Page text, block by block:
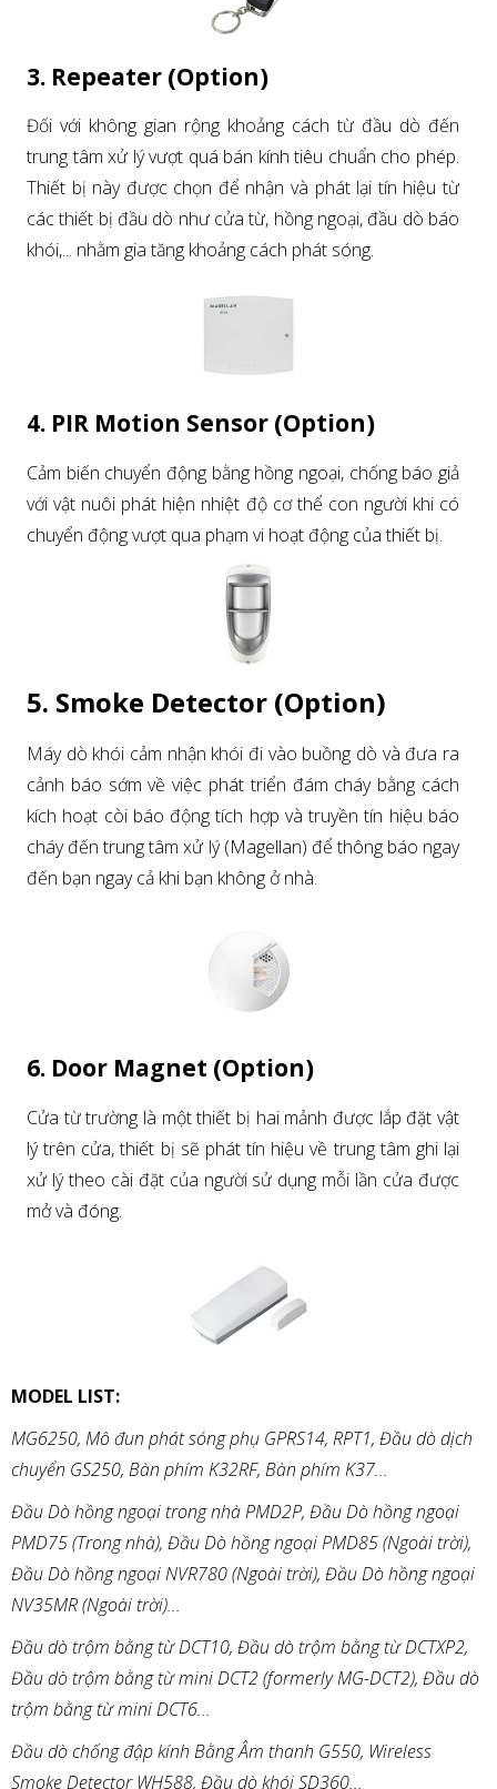
3. Repeater (Option)
Đối với không gian rộng khoảng cách từ đầu dò đến
trung tâm xử lý vượt quá bán kính tiêu chuẩn cho phép.
Thiết bị này được chọn để nhận và phát lại tín hiệu từ
các thiết bị đầu dò như cửa từ, hồng ngoại, đầu dò báo
khói,... nhằm gia tăng khoảng cách phát sóng.
4. PIR Motion Sensor (Option)
Cảm biến chuyển động bằng hồng ngoại, chống báo giả
với vật nuôi phát hiện nhiệt độ cơ thể con người khi có
chuyển động vượt qua phạm vi hoạt động của thiết bị.
5. Smoke Detector (Option)
Máy dò khói cảm nhận khói đi vào buồng dò và đưa ra
cảnh báo sớm về việc phát triển đám cháy bằng cách
kích hoạt còi báo động tích hợp và truyền tín hiệu báo
cháy đến trung tâm xử lý (Magellan) để thông báo ngay
đến bạn ngay cả khi bạn không ở nhà.
6. Door Magnet (Option)
Cửa từ trường là một thiết bị hai mảnh được lắp đặt vật
lý trên cửa, thiết bị sẽ phát tín hiệu về trung tâm ghi lại
xử lý theo cài đặt của người sử dụng mỗi lần cửa được
mở và đóng.
MODEL LIST:
MG6250, Mô đun phát sóng phụ GPRS14, RPT1, Đầu dò dịch
chuyển GS250, Bàn phím K32RF, Bàn phím K37...
Đầu Dò hồng ngoại trong nhà PMD2P, Đầu Dò hồng ngoại
PMD75 (Trong nhà), Đầu Dò hồng ngoại PMD85 (Ngoài trời),
Đầu Dò hồng ngoại NVR780 (Ngoài trời), Đầu Dò hồng ngoại
NV35MR (Ngoài trời)...
Đầu dò trộm bằng từ DCT10, Đầu dò trộm bằng từ DCTXP2,
Đầu dò trộm bằng từ mini DCT2 (formerly MG-DCT2), Đầu dò
trộm bằng từ mini DCT6...
Đầu dò chống đập kính Bằng Âm thanh G550, Wireless
Smoke Detector WH588, Đầu dò khói SD360...